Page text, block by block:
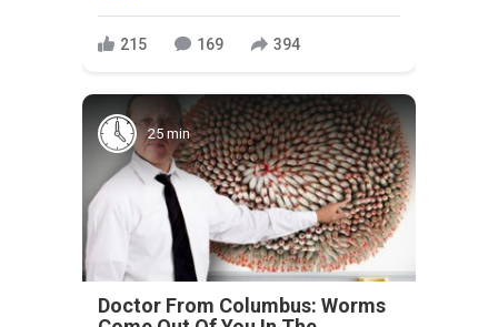
215 169 394
25 min
Doctor From Columbus: Worms